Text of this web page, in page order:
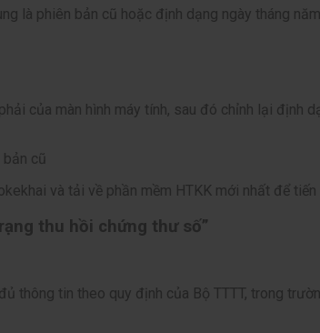
là phiên bản cũ hoặc định dạng ngày tháng năm
của màn hình máy tính, sau đó chỉnh lại
cũ
và tải về phần mềm HTKK mới nhất để tiến
thu hồi chứng thư số”
thông tin theo quy định của Bộ TTTT, trong